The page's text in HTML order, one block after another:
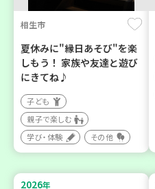
相生市
夏休みに"縁日あそび"を楽
しもう！ 家族や友達と遊び
にきてね♪
子ども
親子で楽しむ
学び・体験
その他
2026年